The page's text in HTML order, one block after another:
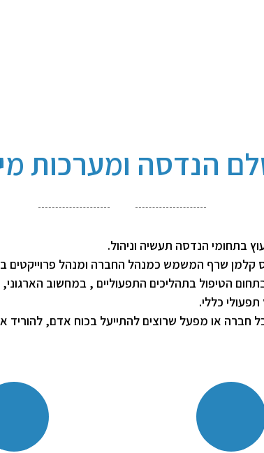
הנדסה ומערכות
בתחומי הנדסה תעשיה וניהול.
הטיפול בתהליכים התפעוליים , במחשוב הארגוני,
תפעולי כללי.
או מפעל שרוצים להתייעל בכוח אדם, להוריד את